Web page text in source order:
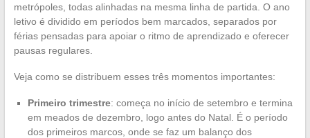
metrópoles, todas alinhadas na mesma linha de partida. O ano
letivo é dividido em períodos bem marcados, separados por
férias pensadas para apoiar o ritmo de aprendizado e oferecer
pausas regulares.
Veja como se distribuem esses três momentos importantes:
Primeiro trimestre: começa no início de setembro e termina
em meados de dezembro, logo antes do Natal. É o período
dos primeiros marcos, onde se faz um balanço dos